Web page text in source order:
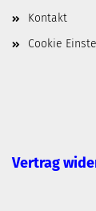
Kontakt
Cookie
Vertrag